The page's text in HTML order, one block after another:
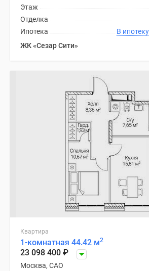
Этаж
Отделка
Ипотека
ЖК «Сезар Сити»
Квартира
1-комнатная 44.42 м2
23 098 400 ₽
Москва, САО